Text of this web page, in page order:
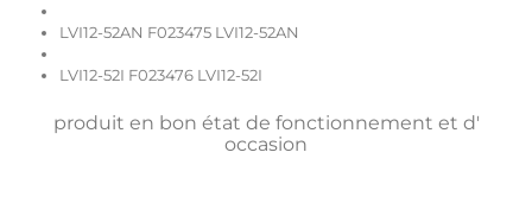
LVI12-52AN F023475 LVI12-52AN
LVI12-52I F023476 LVI12-52I
produit en bon état de fonctionnement et d'
occasion